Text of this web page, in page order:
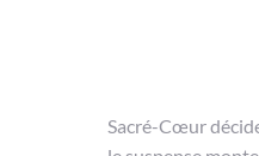
Sacré-Cœur